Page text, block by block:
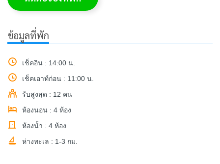
ข้อมูลที่พัก
เช็คอิน : 14:00 น.
เช็คเอาท์ก่อน : 11:00 น.
รับสูงสุด : 12 คน
ห้องนอน : 4 ห้อง
ห้องน้ำ : 4 ห้อง
ห่างทะเล : 1-3 กม.